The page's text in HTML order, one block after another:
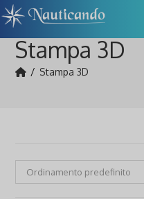
Salta
al
contenuto
Stampa 3D
/ Stampa 3D
Ordinamento predefinito